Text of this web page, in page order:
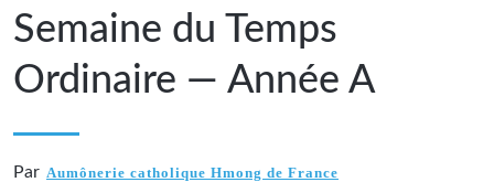
Semaine du Temps
Ordinaire — Année A
Par Aumônerie catholique Hmong de France